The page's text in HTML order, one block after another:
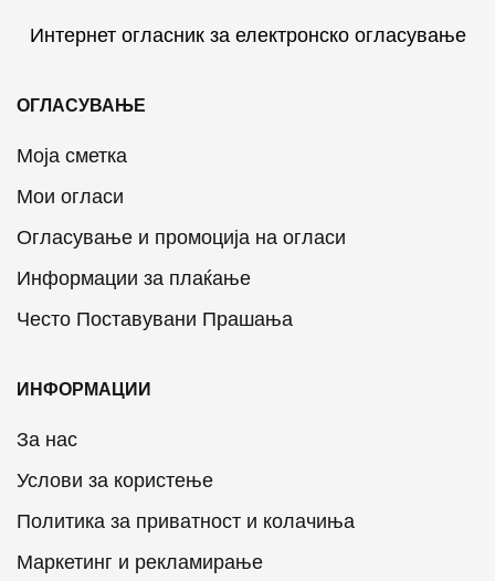
Интернет огласник за електронско огласување
ОГЛАСУВАЊЕ
Моја сметка
Мои огласи
Огласување и промоција на огласи
Информации за плаќање
Често Поставувани Прашања
ИНФОРМАЦИИ
За нас
Услови за користење
Политика за приватност и колачиња
Маркетинг и рекламирање